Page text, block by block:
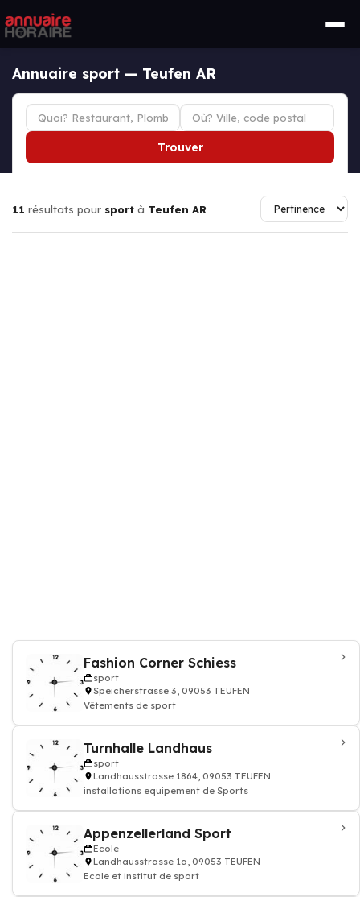
Annuaire sport — Teufen AR
Trouver
11 résultats pour sport à Teufen AR
Fashion Corner Schiess
sport
Speicherstrasse 3, 09053 TEUFEN
Vêtements de sport
Turnhalle Landhaus
sport
Landhausstrasse 1864, 09053 TEUFEN
installations equipement de Sports
Appenzellerland Sport
Ecole
Landhausstrasse 1a, 09053 TEUFEN
Ecole et institut de sport